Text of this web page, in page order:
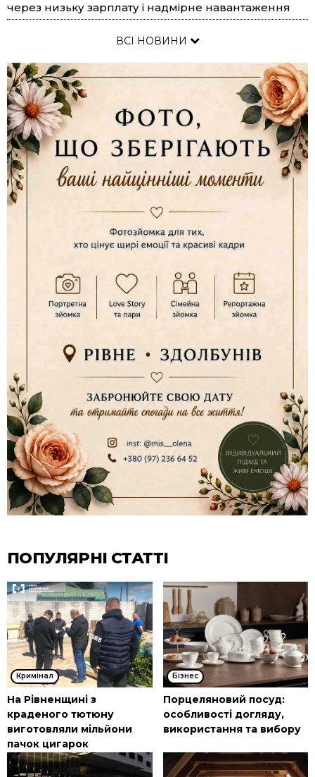
через низьку зарплату і надмірне навантаження
ВСІ НОВИНИ
ПОПУЛЯРНІ СТАТТІ
Кримінал
На Рівненщині з
краденого тютюну
виготовляли мільйони
пачок цигарок
Бізнес
Порцеляновий посуд:
особливості догляду,
використання та вибору